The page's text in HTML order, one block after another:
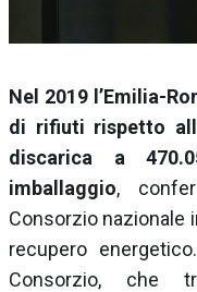
Nel 2019 l’Emilia-
di rifiuti rispetto
discarica a
imballaggio,
Consorzio nazionale
recupero
Consorzio, che